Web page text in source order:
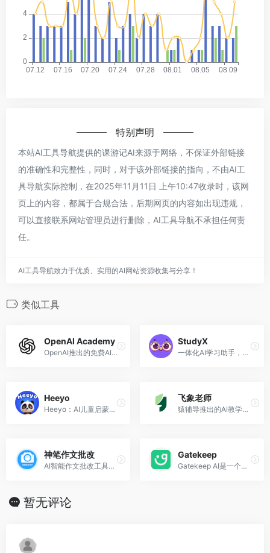
特别声明
本站AI工具导航提供的课游记AI来源于网络，不保证外部链接
的准确性和完整性，同时，对于该外部链接的指向，不由AI工
具导航实际控制，在2025年11月11日 上午10:47收录时，该网
页上的内容，都属于合规合法，后期网页的内容如出现违规，
可以直接联系网站管理员进行删除，AI工具导航不承担任何责
任。
AI工具导航致力于优质、实用的AI网站资源收集与分享！
类似工具
OpenAI Academy
OpenAI推出的免费AI课程学习平台
StudyX
一体化AI学习助手，支持作业辅导、笔记整理、闪卡生成与考试备考。
Heeyo
Heeyo：AI儿童启蒙陪伴师，风靡于硅谷的儿童AI导师和玩伴
飞象老师
猿辅导推出的AI教学辅助工具
神笔作文批改
AI智能作文批改工具，支持手写作文识别、详细批改建议、一键润色等功能
Gatekeep
Gatekeep AI是一个专注于将文本转化为教学视频的智能教学工具，主要用于数学和物理等学科的教育。
暂无评论